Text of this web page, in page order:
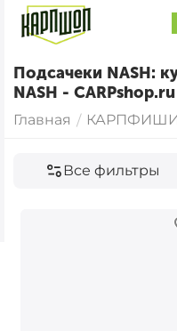
Подсачеки NASH:
NASH - CARPshop.ru
Главная /
Все фильтры